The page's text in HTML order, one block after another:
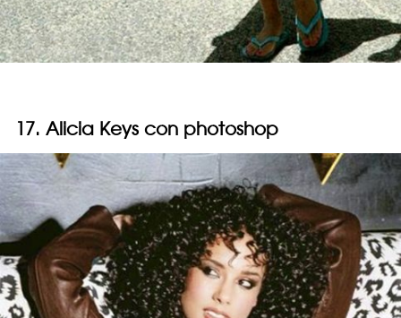
17. Alicia Keys con photoshop